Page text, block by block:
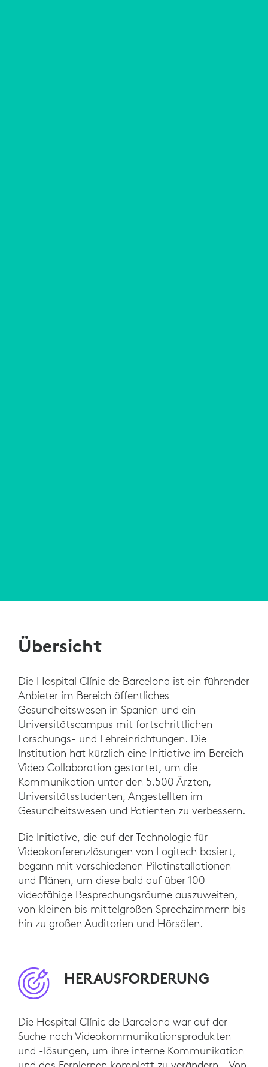
Übersicht
Die Hospital Clínic de Barcelona ist ein führender
Anbieter im Bereich öffentliches
Gesundheitswesen in Spanien und ein
Universitätscampus mit fortschrittlichen
Forschungs- und Lehreinrichtungen. Die
Institution hat kürzlich eine Initiative im Bereich
Video Collaboration gestartet, um die
Kommunikation unter den 5.500 Ärzten,
Universitätsstudenten, Angestellten im
Gesundheitswesen und Patienten zu verbessern.
Die Initiative, die auf der Technologie für
Videokonferenzlösungen von Logitech basiert,
begann mit verschiedenen Pilotinstallationen
und Plänen, um diese bald auf über 100
videofähige Besprechungsräume auszuweiten,
von kleinen bis mittelgroßen Sprechzimmern bis
hin zu großen Auditorien und Hörsälen.
HERAUSFORDERUNG
Die Hospital Clínic de Barcelona war auf der
Suche nach Videokommunikationsprodukten
und -lösungen, um ihre interne Kommunikation